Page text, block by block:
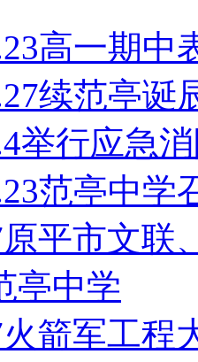
高一期中
续范亭诞
举行应急
范亭中
原平市文联
亭中学
火箭军工程